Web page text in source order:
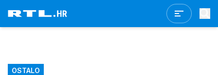
OSTALO